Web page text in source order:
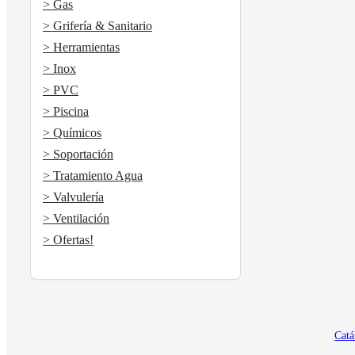
> Gas
> Grifería & Sanitario
> Herramientas
> Inox
> PVC
> Piscina
> Químicos
> Soportación
> Tratamiento Agua
> Valvulería
> Ventilación
> Ofertas!